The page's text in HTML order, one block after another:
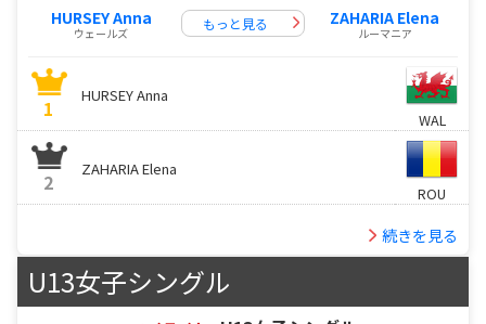
HURSEY Anna
ウェールズ
もっと見る ZAHARIA Elena
ルーマニア
1
HURSEY Anna
WAL
2
ZAHARIA Elena
ROU
続きを見る
U13女子シングル